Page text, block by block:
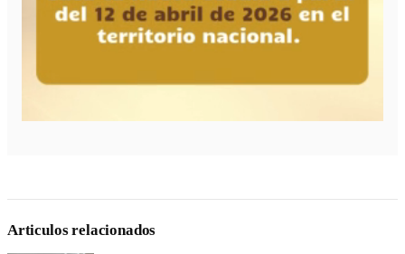
Articulos relacionados